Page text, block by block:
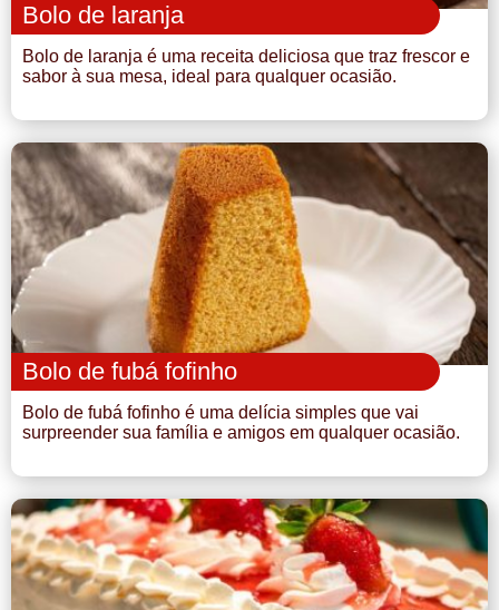
Bolo de laranja
Bolo de laranja é uma receita deliciosa que traz frescor e
sabor à sua mesa, ideal para qualquer ocasião.
Bolo de fubá fofinho
Bolo de fubá fofinho é uma delícia simples que vai
surpreender sua família e amigos em qualquer ocasião.